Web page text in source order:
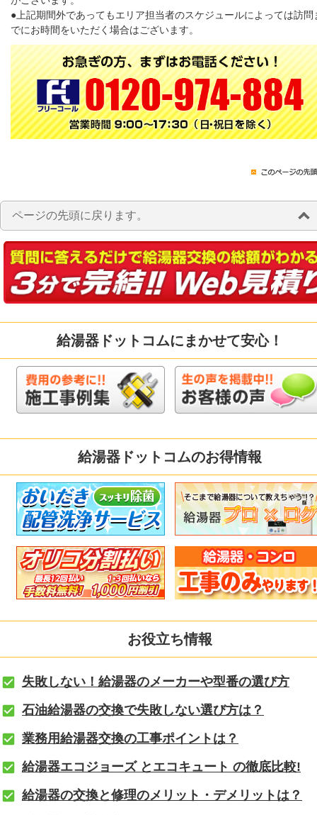
●上記期間外であってもエリア担当者のスケジュールによっては訪問
でにお時間をいただく場合はございます。
ページの先頭に戻ります。
給湯器ドットコムにまかせて安心！
給湯器ドットコムのお得情報
お役立ち情報
失敗しない！給湯器のメーカーや型番の選び方
石油給湯器の交換で失敗しない選び方は？
業務用給湯器交換の工事ポイントは？
給湯器エコジョーズ とエコキュート の徹底比較!
給湯器の交換と修理のメリット・デメリットは？